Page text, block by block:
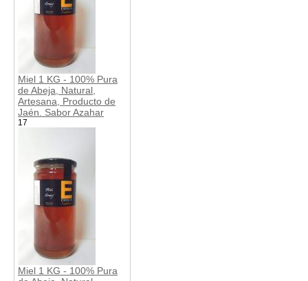
Miel 1 KG - 100% Pura
de Abeja, Natural,
Artesana, Producto de
Jaén. Sabor Azahar
17
Miel 1 KG - 100% Pura